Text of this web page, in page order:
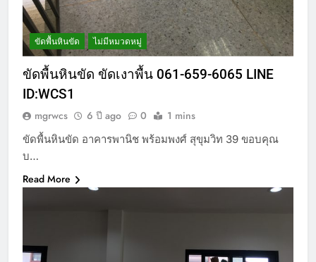
ขัดพื้นหินขัด ไม่มีหมวดหมู่
ขัดพื้นหินขัด ขัดเงาพื้น 061-659-6065 LINE
ID:WCS1
mgrwcs 6 ปี ago 0 1 mins
ขัดพื้นหินขัด อาคารพานิช พร้อมพงศ์ สุขุมวิท 39 ขอบคุณ
บ…
Read More